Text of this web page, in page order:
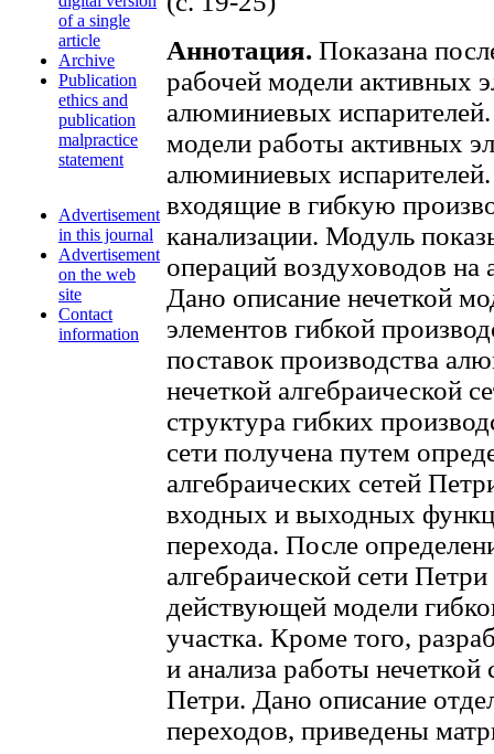
of a single
article
Archive
Publication
ethics and
publication
malpractice
statement
Advertisement
in this journal
Advertisement
on the web
site
Contact
information
Аннотация. Показана
рабочей модели активных
алюминиевых
модели работы активных
алюминиевых
входящие в гибкую
канализации. Модуль
операций воздуховодов
Дано описание нечеткой
элементов гибкой
поставок производства
нечеткой алгебраической
структура гибких
сети получена путем
алгебраических сетей
входных и выходных
перехода. После
алгебраической сети
действующей модели
участка. Кроме того,
и анализа работы нечеткой
Петри. Дано описание
переходов, приведены